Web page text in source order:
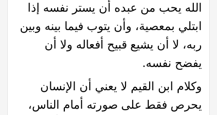
الله يحب من عبده أن يستر نفسه إذا
ابتلي بمعصية، وأن يتوب فيما بينه وبين
ربه، لا أن يشيع قبيح أفعاله ولا أن
يفضح نفسه.
وكلام ابن القيم لا يعني أن الإنسان
يحرص فقط على صورته أمام الناس،